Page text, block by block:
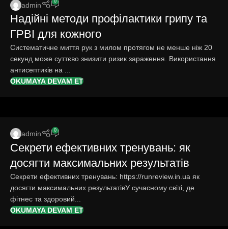
admin 0
Надійні методи профілактики грипу та
ГРВІ для кожного
Систематичне миття рук з милом протягом не менше ніж 20
секунд може суттєво знизити ризик зараження. Використання
антисептиків на ...
OKUMAYA DEVAM ET
admin 0
Секрети ефективних тренувань: як
досягти максимальних результатів
Секрети ефективних тренувань: https://runreview.in.ua як
досягти максимальних результатівУ сучасному світі, де
фітнес та здоровий...
OKUMAYA DEVAM ET